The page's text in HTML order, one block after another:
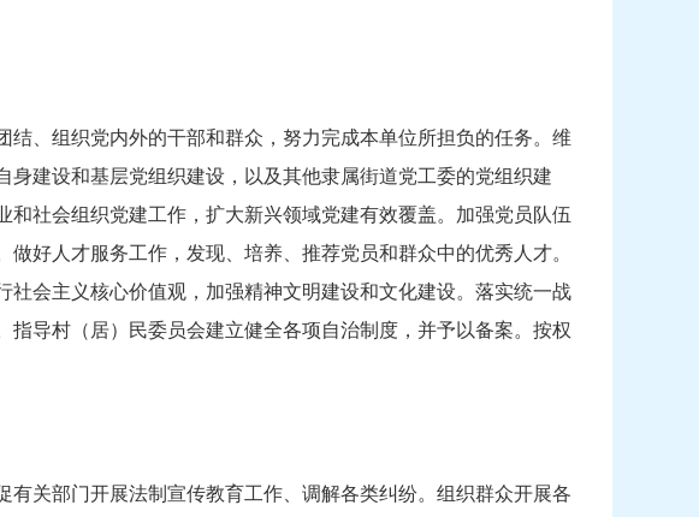
、组织党内外的干部和群众，努力完成本单位所担负的任务。维
建设和基层党组织建设，以及其他隶属街道党工委的党组织建
社会组织党建工作，扩大新兴领域党建有效覆盖。加强党员队伍
好人才服务工作，发现、培养、推荐党员和群众中的优秀人才。
会主义核心价值观，加强精神文明建设和文化建设。落实统一战
导村（居）民委员会建立健全各项自治制度，并予以备案。按权
关部门开展法制宣传教育工作、调解各类纠纷。组织群众开展各